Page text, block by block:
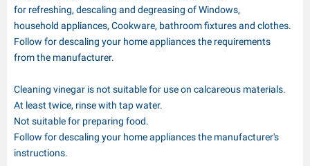
for refreshing, descaling and degreasing of Windows,
household appliances, Cookware, bathroom fixtures and clothes.
Follow for descaling your home appliances the requirements
from the manufacturer.
Cleaning vinegar is not suitable for use on calcareous materials.
At least twice, rinse with tap water.
Not suitable for preparing food.
Follow for descaling your home appliances the manufacturer's
instructions.